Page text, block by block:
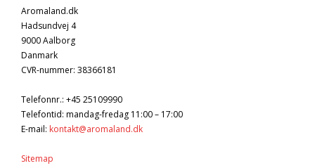
Aromaland.dk
Hadsundvej 4
9000 Aalborg
Danmark
CVR-nummer: 38366181
Telefonnr.: +45 25109990
Telefontid: mandag-fredag 11:00 – 17:00
E-mail: kontakt@aromaland.dk
Sitemap